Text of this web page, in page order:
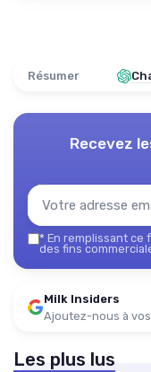
Résumer
Recevez
* En remplissant ce
des fins
Milk Insiders
Ajoutez-nous à
Les plus lus